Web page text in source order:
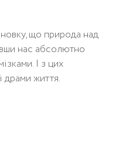
що природа над
нас абсолютно
І з цих
драми життя.